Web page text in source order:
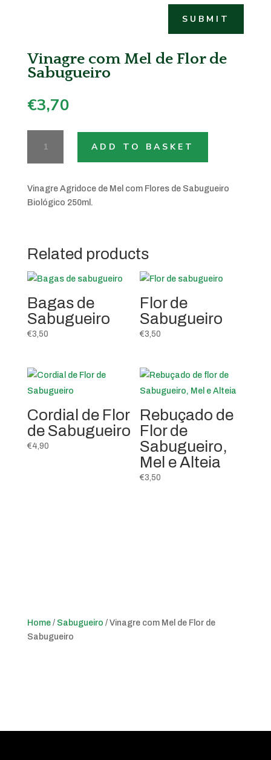
SUBMIT
Vinagre com Mel de Flor de
Sabugueiro
€3,70
Mel
Flor
de
ADD TO BASKET
Vinagre Agridoce de Mel com Flores de Sabugueiro
Biológico 250ml.
Related products
Bagas de
Sabugueiro
€3,50
Flor de
Sabugueiro
€3,50
Cordial de Flor
de Sabugueiro
€4,90
Rebuçado de
Flor de
Sabugueiro,
Mel e Alteia
€3,50
Home/ Sabugueiro / Vinagre com Mel de Flor de
Sabugueiro